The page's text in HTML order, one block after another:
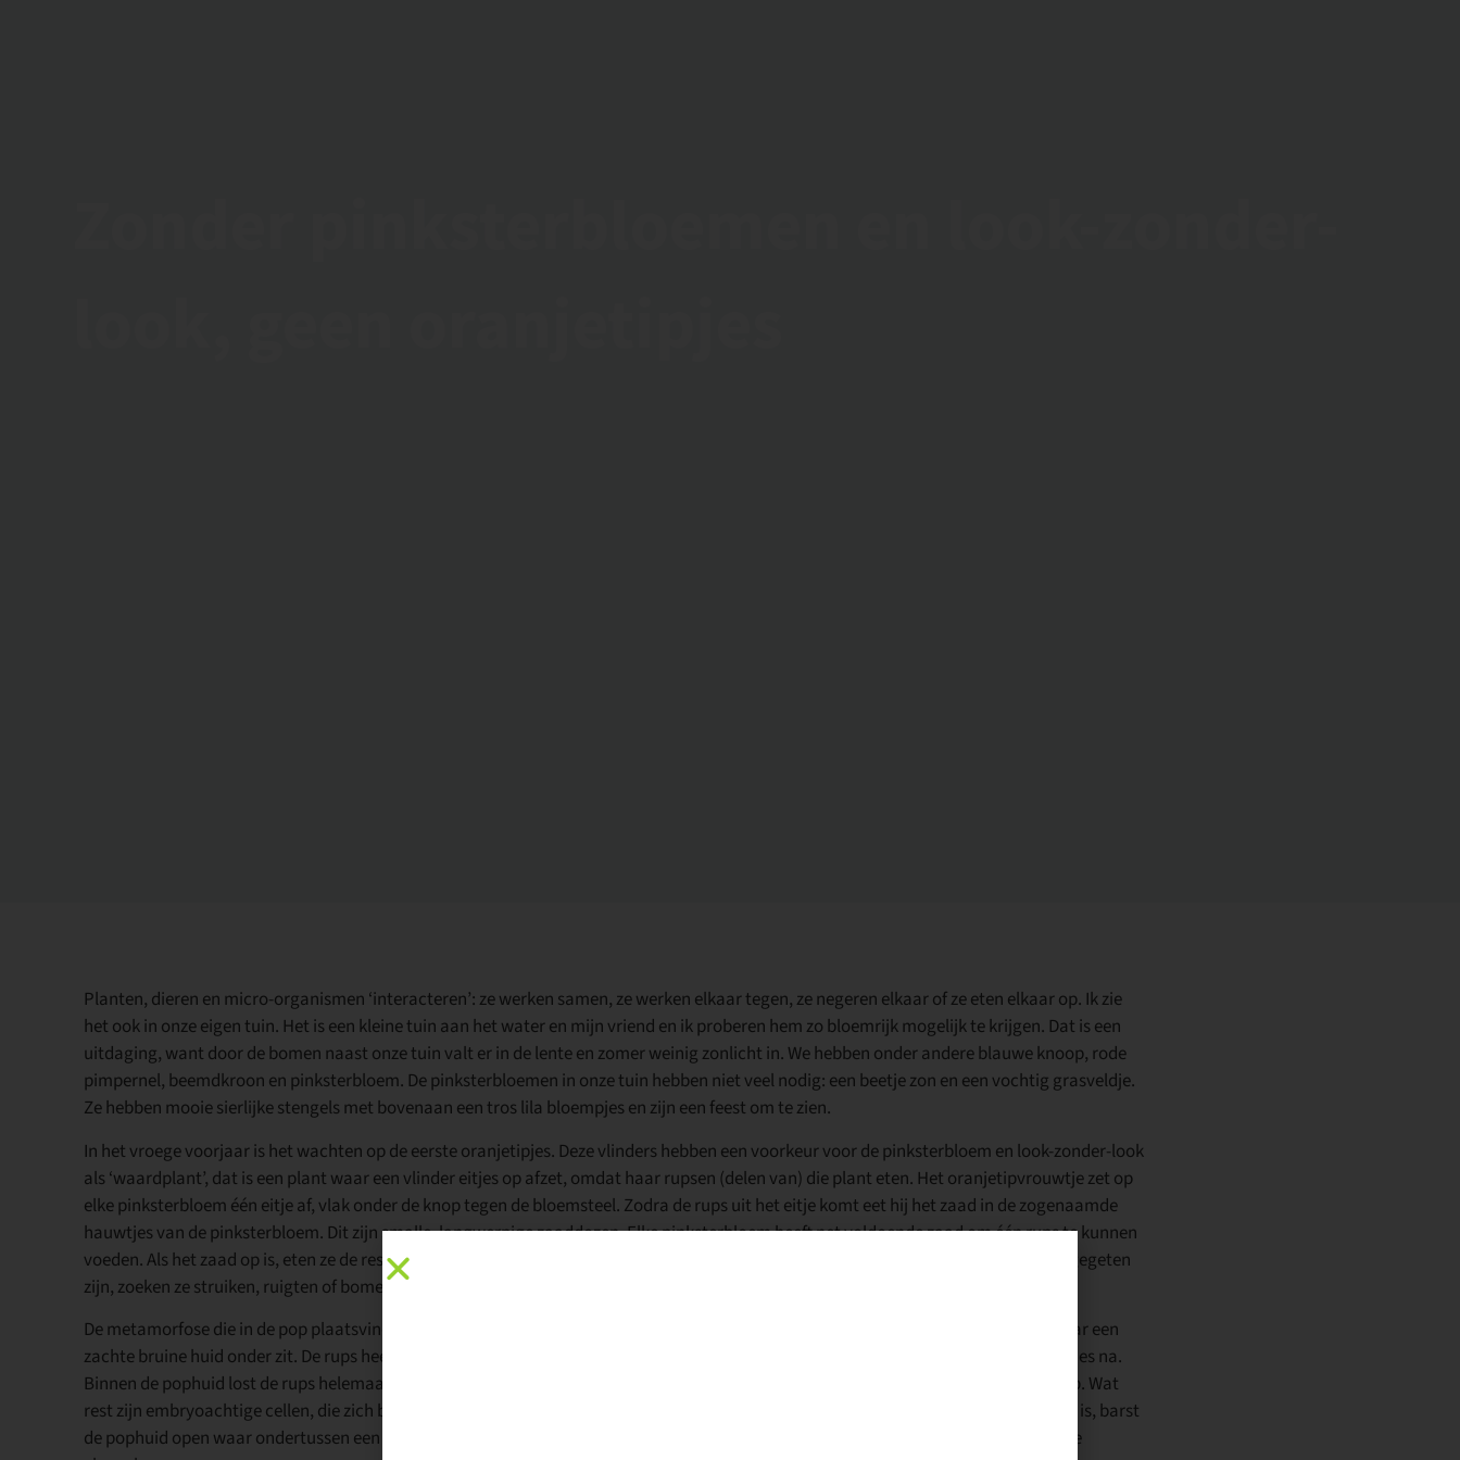
Planten, dieren en micro-organismen ‘interacteren’: ze werken samen, ze werken elkaar tegen, ze negeren elkaar of ze eten elkaar op. Ik zie
het ook in onze eigen tuin. Het is een kleine tuin aan het water en mijn vriend en ik proberen hem zo bloemrijk mogelijk te krijgen. Dat is een
uitdaging, want door de bomen naast onze tuin valt er in de lente en zomer weinig zonlicht in. We hebben onder andere blauwe knoop, rode
pimpernel, beemdkroon en pinksterbloem. De pinksterbloemen in onze tuin hebben niet veel nodig: een beetje zon en een vochtig grasveldje.
Ze hebben mooie sierlijke stengels met bovenaan een tros lila bloempjes en zijn een feest om te zien.
In het vroege voorjaar is het wachten op de eerste oranjetipjes. Deze vlinders hebben een voorkeur voor de pinksterbloem en look-zonder-look
als ‘waardplant’, dat is een plant waar een vlinder eitjes op afzet, omdat haar rupsen (delen van) die plant eten. Het oranjetipvrouwtje zet op
elke pinksterbloem één eitje af, vlak onder de knop tegen de bloemsteel. Zodra de rups uit het eitje komt eet hij het zaad in de zogenaamde
hauwtjes van de pinksterbloem. Dit zijn smalle, langwerpige zaaddozen. Elke pinksterbloem heeft net voldoende zaad om één rups te kunnen
voeden. Als het zaad op is, eten ze de rest van de plant. En als ze andere eitjes of rupsen tegenkomen, eten ze die ook op. Zodra ze uitgegeten
zijn, zoeken ze struiken, ruigten of bomen op om zich te verpoppen en als pop te overwinteren.
De metamorfose die in de pop plaatsvindt is een van de meest magische processen in de natuur. De rups kruipt uit zijn oude huid, waar een
zachte bruine huid onder zit. De rups heeft geen ogen meer, geen ledematen, geen uitwendige opening om te ademen, op kleine gaatjes na.
Binnen de pophuid lost de rups helemaal op, de cellen van de weefsels en organen sterven af, desintegreren en worden een soort soep. Wat
rest zijn embryoachtige cellen, die zich beginnen te vermenigvuldigen en waar nieuwe organen en weefsels uit groeien. Als de tijd rijp is, barst
de pophuid open waar ondertussen een andere huid onder is gegroeid, met ogen, een lange zuigsnuit om mee te drinken en prachtige